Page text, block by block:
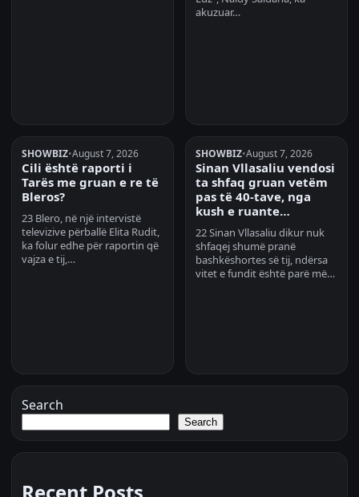
akuzuar…
SHOWBIZ•August 7, 2026
Cili është raporti i
Tarës me gruan e re të
Bleros?
23 Blero, në një intervistë
televizive përballë Elita Rudit,
ka folur edhe për raportin që
vajza e tij,…
SHOWBIZ•August 7, 2026
Sinan Vllasaliu vendosi
ta shfaq gruan vetëm
pas të 40-tave, nga
kush e ruante…
22 Sinan Vllasaliu dikur nuk
shfaqej shumë pranë
bashkëshortes së tij, ndërsa
vitet e fundit është parë më…
Search
Search
Recent Posts